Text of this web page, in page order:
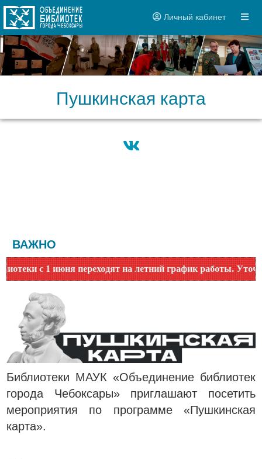
Личный кабинет
Пушкинская карта
ВАЖНО
переходят на летний график работы. Уточняйте время
Библиотеки МАУК «Объединение библиотек
города Чебоксары» приглашают посетить
мероприятия по программе «Пушкинская
карта».